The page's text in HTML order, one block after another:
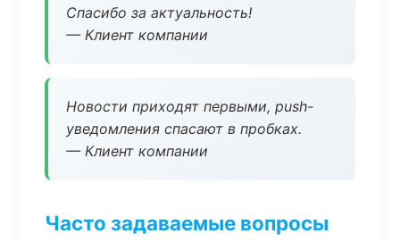
Спасибо за актуальность!
— Клиент компании
Новости приходят первыми, push-
уведомления спасают в пробках.
— Клиент компании
Часто задаваемые вопросы